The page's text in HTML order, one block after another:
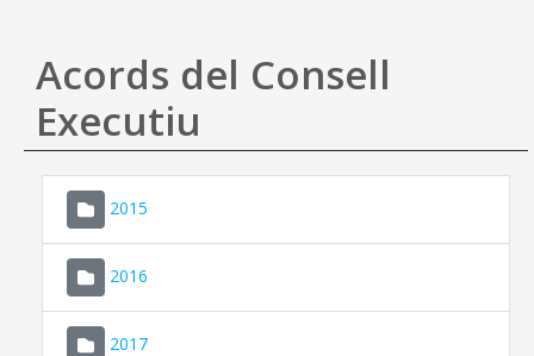
Ajuda
Acords del Consell
Executiu
2015
2016
2017